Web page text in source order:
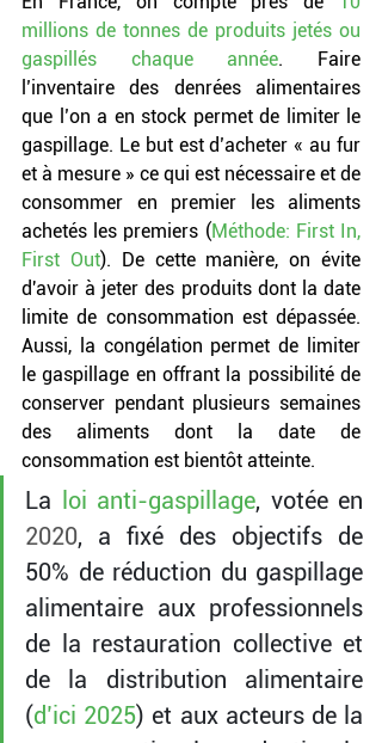
millions de tonnes de produits jetés ou
gaspillés chaque année.
Faire
l’inventaire des denrées alimentaires
que l’on a en stock permet de limiter le
gaspillage. Le but est d’acheter « au fur
et à mesure » ce qui est nécessaire et de
consommer en premier les aliments
achetés les premiers ( Méthode: First In,
First Out). De cette manière, on évite
d'avoir à jeter des produits dont la date
limite de consommation est dépassée.
Aussi, la congélation permet de limiter
le gaspillage en offrant la possibilité de
conserver pendant plusieurs semaines
des aliments dont la date de
consommation est bientôt atteinte.
La loi anti-gaspillage, votée en
2020, a fixé des objectifs de
50% de réduction du gaspillage
alimentaire aux professionnels
de la restauration collective et
de la distribution alimentaire
(d’ici 2025) et aux acteurs de la